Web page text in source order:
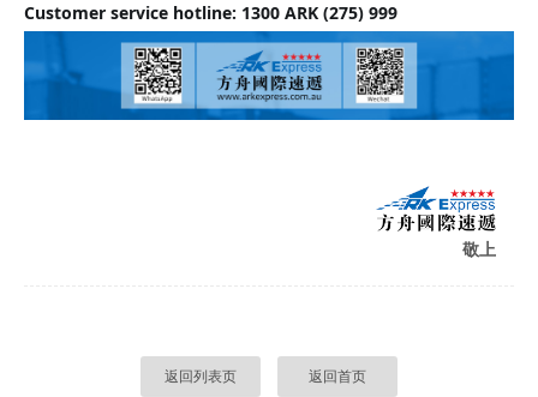
Customer service hotline: 1300 ARK (275) 999
敬上
返回列表页 返回首页